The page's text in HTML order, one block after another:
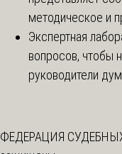
методическое и
Экспертная
вопросов, чтобы
руководители
ФЕДЕРАЦИЯ